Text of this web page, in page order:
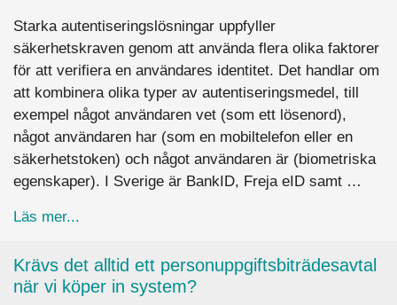
Starka autentiseringslösningar uppfyller
säkerhetskraven genom att använda flera olika faktorer
för att verifiera en användares identitet. Det handlar om
att kombinera olika typer av autentiseringsmedel, till
exempel något användaren vet (som ett lösenord),
något användaren har (som en mobiltelefon eller en
säkerhetstoken) och något användaren är (biometriska
egenskaper). I Sverige är BankID, Freja eID samt …
Läs mer...
Krävs det alltid ett personuppgiftsbiträdesavtal
när vi köper in system?